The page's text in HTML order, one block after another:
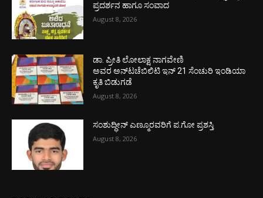
ಪ್ರದರ್ಶನ ಹಾಗೂ ಸಂವಾದ
August 8, 2026
ಡಾ. ಪ್ರೀತಿ ಲೋಲಾಕ್ಷ ನಾಗವೇಣಿ
ಅವರ ಅನ್‌ಟಚೆಬಿಲಿಟಿ ಇನ್ 21 ಸೆಂಚುರಿ ಇಂಡಿಯಾ
ಕೃತಿ ಬಿಡುಗಡೆ
August 8, 2026
ಸಂಶುದ್ಧೀನ್ ಎಣ್ಮೂರವರಿಗೆ ಪ.ಗೋ ಪ್ರಶಸ್ತಿ
August 8, 2026